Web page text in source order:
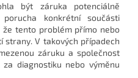
být záruka potenciálně
konkrétní součásti
tento problém přímo nebo
strany. V takových případech
záruku a společnost
diagnostiku nebo výměnu